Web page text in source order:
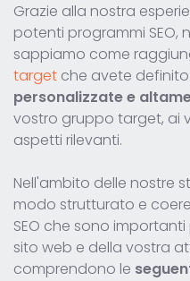
Grazie alla nostra
potenti programmi SEO,
sappiamo come
target che avete
personalizzate e
vostro gruppo target, ai
aspetti rilevanti.
Nell'ambito delle nostre
modo strutturato e
SEO che sono
sito web e della vostra
comprendono le